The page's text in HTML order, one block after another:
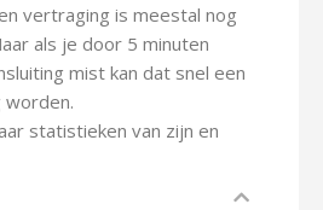
vertraging is meestal nog
als je door 5 minuten
mist kan dat snel een
worden.
statistieken van zijn en